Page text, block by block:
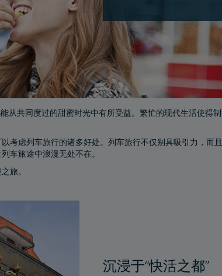
从共同度过的甜蜜时光中有所受益。繁忙的现代生活使得
考虑列车旅行的诸多好处。列车旅行不仅别具吸引力，而
车旅途中浪漫无处不在。
旅。
沉浸于“快活之都”